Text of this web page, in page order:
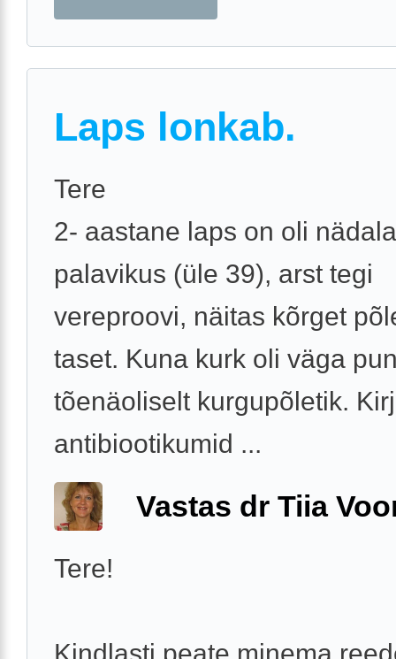
Laps lonkab.
Tere
2- aastane laps on oli
palavikus (üle 39), arst tegi
vereproovi, näitas kõrget
taset. Kuna kurk oli väga
tõenäoliselt kurgupõletik.
antibiootikumid ...
Vastas dr Tiia
Tere!